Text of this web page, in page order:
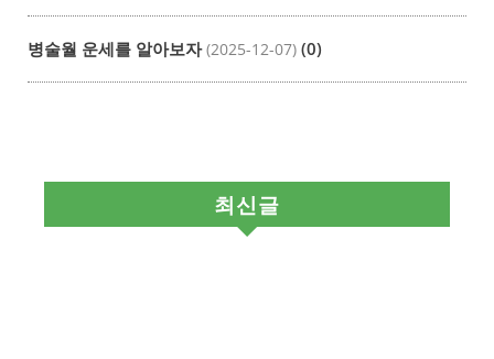
병술월 운세를 알아보자 (2025-12-07) (0)
최신글